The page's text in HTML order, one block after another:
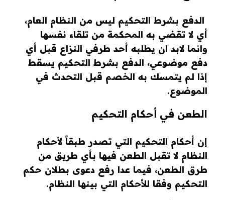
الدفع بشرط التحكيم ليس من النظام العام،
أي لا تقضي به المحكمة من تلقاء نفسها
وانما لابد ان يطلبه أحد طرفي النزاع قبل أي
دفع موضوعي، الدفع بشرط التحكيم يسقط
إذا لم يتمسك به الخصم قبل التحدث في
الموضوع.
الطعن في أحكام التحكيم
إن أحكام التحكيم التي تصدر طبقاً لأحكام
النظام لا تقبل الطعن فيها بأي طريق من
طرق الطعن، فيما عدا رفع دعوى بطلان حكم
التحكيم وفقا للأحكام التي بينها النظام.